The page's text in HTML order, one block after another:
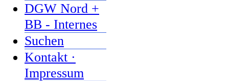
DGW Nord +
BB - Internes
Suchen
Kontakt ·
Impressum